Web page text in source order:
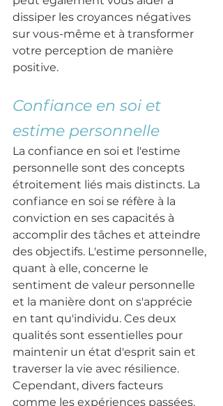
dissiper les croyances négatives
sur vous-même et à transformer
votre perception de manière
positive.
Confiance en soi et
estime personnelle
La confiance en soi et l'estime
personnelle sont des concepts
étroitement liés mais distincts. La
confiance en soi se réfère à la
conviction en ses capacités à
accomplir des tâches et atteindre
des objectifs. L'estime personnelle,
quant à elle, concerne le
sentiment de valeur personnelle
et la manière dont on s'apprécie
en tant qu'individu. Ces deux
qualités sont essentielles pour
maintenir un état d'esprit sain et
traverser la vie avec résilience.
Cependant, divers facteurs
comme les expériences passées,